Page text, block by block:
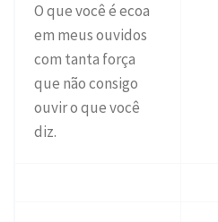
O que você é ecoa
em meus ouvidos
com tanta força
que não consigo
ouvir o que você
diz.